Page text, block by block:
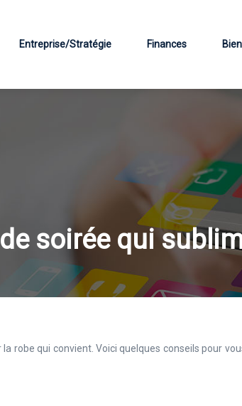
Entreprise/Stratégie Finances
soirée qui
robe qui convient. Voici quelques conseils pour